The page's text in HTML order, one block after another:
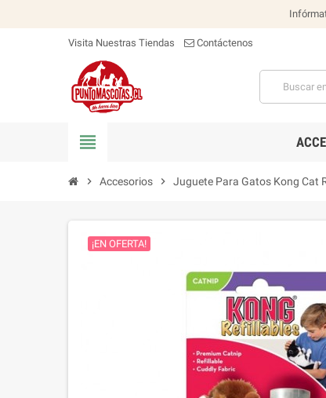
Visita Nuestras Tiendas Contáctenos
view_headline
chevron_right Accesorios chevron_right Juguete Para Gatos Kong Cat
¡EN OFERTA!